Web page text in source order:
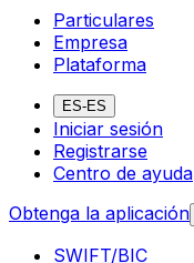
Particulares
Empresa
Plataforma
ES-ES
Iniciar sesión
Registrarse
Centro de ayuda
Obtenga la aplicación
SWIFT/BIC